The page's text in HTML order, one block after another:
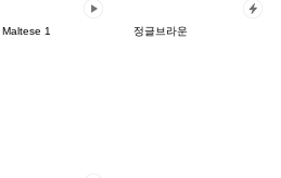
1 정글브라운